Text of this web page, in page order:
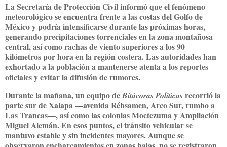
La Secretaría de Protección Civil informó que el fenómeno
meteorológico se encuentra frente a las costas del Golfo de
México y podría intensificarse durante las próximas horas,
generando precipitaciones torrenciales en la zona montañosa
central, así como rachas de viento superiores a los 90
kilómetros por hora en la región costera. Las autoridades han
exhortado a la población a mantenerse atenta a los reportes
oficiales y evitar la difusión de rumores.
Durante la mañana, un equipo deBitácoras Políticasrecorrió la
parte sur de Xalapa —avenida Rébsamen, Arco Sur, rumbo a
Las Trancas—, así como las colonias Moctezuma y Ampliación
Miguel Alemán. En esos puntos, el tránsito vehicular se
mantuvo estable y sin incidentes mayores. Aunque se